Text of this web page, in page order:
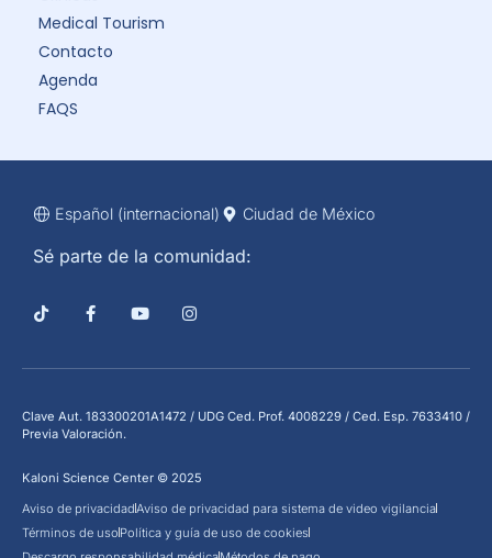
Medical Tourism
Contacto
Agenda
FAQS
Español (internacional) Ciudad de México
Sé parte de la comunidad:
Clave Aut. 183300201A1472 / UDG Ced. Prof. 4008229 / Ced. Esp. 7633410 /
Previa Valoración.
Kaloni Science Center © 2025
Aviso de privacidadAviso de privacidad para sistema de video vigilancia
Términos de uso Política y guía de uso de cookies